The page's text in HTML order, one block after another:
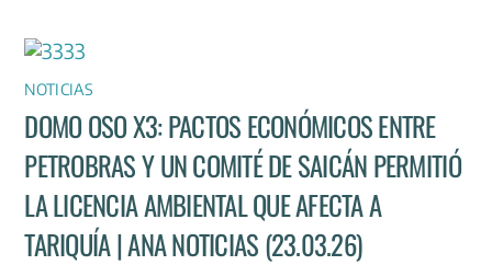
NOTICIAS
DOMO OSO X3: PACTOS ECONÓMICOS ENTRE
PETROBRAS Y UN COMITÉ DE SAICÁN PERMITIÓ
LA LICENCIA AMBIENTAL QUE AFECTA A
TARIQUÍA | ANA NOTICIAS (23.03.26)